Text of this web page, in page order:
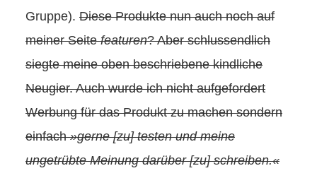
Gruppe). Diese Produkte nun auch noch auf
meiner Seitefeaturen? Aber schlussendlich
siegte meine oben beschriebene kindliche
Neugier. Auch wurde ich nicht aufgefordert
Werbung für das Produkt zu machen sondern
einfach»gerne [zu] testen und meine
ungetrübte Meinung darüber [zu] schreiben.«